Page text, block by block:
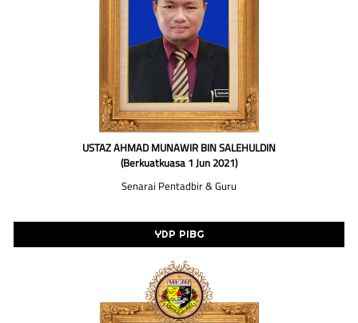
USTAZ AHMAD MUNAWIR BIN SALEHULDIN
(Berkuatkuasa 1 Jun 2021)
Senarai Pentadbir & Guru
YDP PIBG